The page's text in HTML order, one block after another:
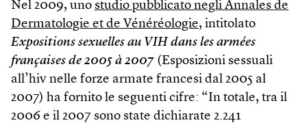
Nel 2009, uno studio pubblicato negli Annales de
Dermatologie et de Vénéréologie, intitolato
Expositions sexuelles au VIH dans les armées
françaises de 2005 à 2007 (Esposizioni sessuali
all’hiv nelle forze armate francesi dal 2005 al
2007) ha fornito le seguenti cifre: “In totale, tra il
2006 e il 2007 sono state dichiarate 2.241